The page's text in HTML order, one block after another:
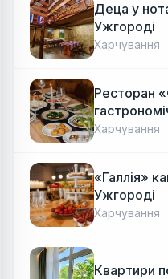
Деца у
Ужгороді
Харчування
Ресторан
Авторська
Харчування
«Галлія»
Ужгороді
Харчування
Квартири